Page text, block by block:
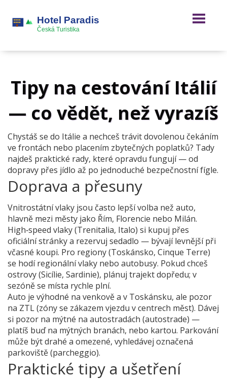
Tipy na cestování Itálií
— co vědět, než vyrazíš
Chystáš se do Itálie a nechceš trávit dovolenou čekáním
ve frontách nebo placením zbytečných poplatků? Tady
najdeš praktické rady, které opravdu fungují — od
dopravy přes jídlo až po jednoduché bezpečnostní fígle.
Doprava a přesuny
Vnitrostátní vlaky jsou často lepší volba než auto,
hlavně mezi městy jako Řím, Florencie nebo Milán.
High‑speed vlaky (Trenitalia, Italo) si kupuj přes
oficiální stránky a rezervuj sedadlo — bývají levnější při
včasné koupi. Pro regiony (Toskánsko, Cinque Terre)
se hodí regionální vlaky nebo autobusy. Pokud chceš
ostrovy (Sicílie, Sardinie), plánuj trajekt dopředu; v
sezóně se místa rychle plní.
Auto je výhodné na venkově a v Toskánsku, ale pozor
na ZTL (zóny se zákazem vjezdu v centrech měst). Dávej
si pozor na mýtné na autostradách (autostrade) —
platíš buď na mýtných branách, nebo kartou. Parkování
může být drahé a omezené, vyhledávej označená
parkoviště (parcheggio).
Praktické tipy a ušetření